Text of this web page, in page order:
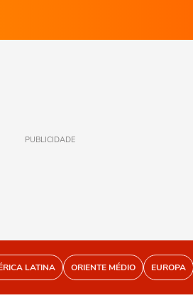
PUBLICIDADE
LATINA ORIENTE MÉDIO EUROPA